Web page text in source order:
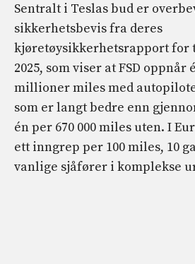
Sentralt i Teslas bud er
sikkerhetsbevis fra deres
kjøretøysikkerhetsrapport for
2025, som viser at FSD oppnår
millioner miles med
som er langt bedre enn
én per 670 000 miles uten. I
ett inngrep per 100 miles, 10
vanlige sjåfører i komplekse